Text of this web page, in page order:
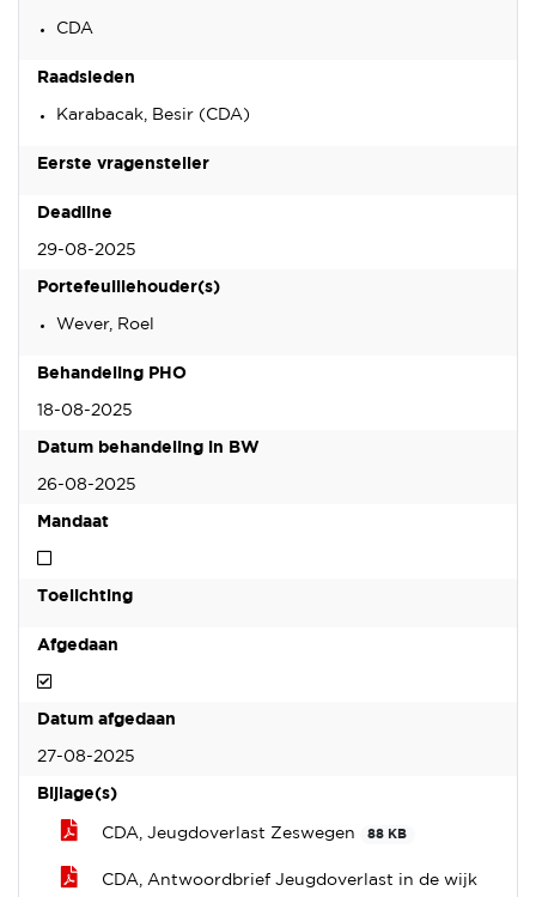
CDA
Raadsleden
Karabacak, Besir (CDA)
Eerste vragensteller
Deadline
29-08-2025
Portefeuillehouder(s)
Wever, Roel
Behandeling PHO
18-08-2025
Datum behandeling in BW
26-08-2025
Mandaat
Toelichting
Afgedaan
Datum afgedaan
27-08-2025
Bijlage(s)
CDA, Jeugdoverlast Zeswegen 88 KB
CDA, Antwoordbrief Jeugdoverlast in de wijk